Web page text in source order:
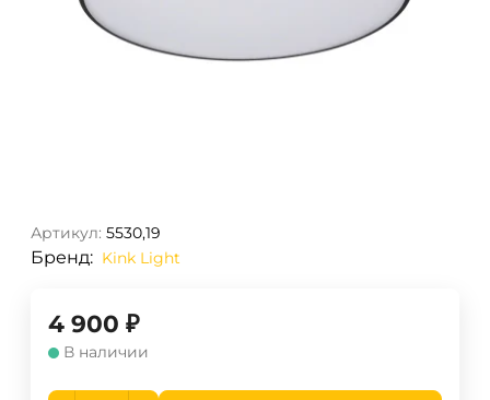
Артикул: 5530,19
Бренд: Kink Light
4 900 ₽
В наличии